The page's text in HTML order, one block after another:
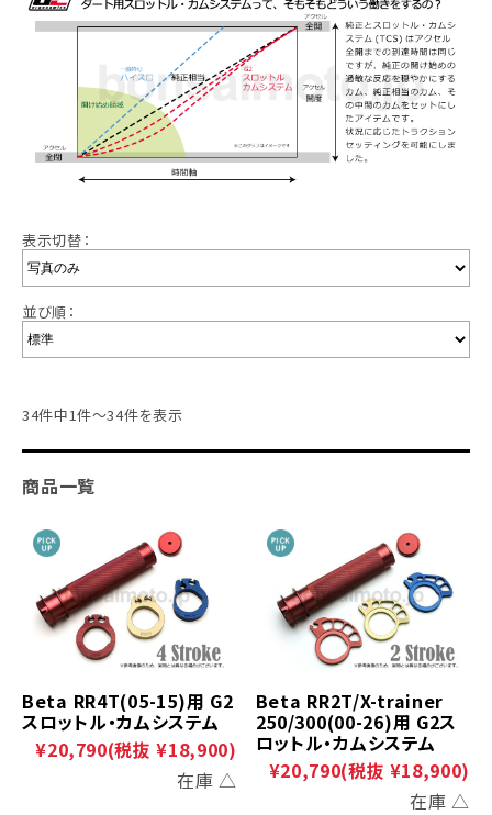
表示切替：
並び順：
34件中1件～34件を表示
商品一覧
Beta RR4T(05-15)用 G2
スロットル・カムシステム
¥20,790(税抜 ¥18,900)
在庫 △
Beta RR2T/X-trainer
250/300(00-26)用 G2ス
ロットル・カムシステム
¥20,790(税抜 ¥18,900)
在庫 △